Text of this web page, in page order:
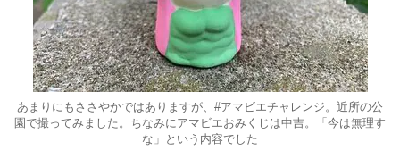
あまりにもささやかではありますが、#アマビエチャレンジ。近所の公
園で撮ってみました。ちなみにアマビエおみくじは中吉。「今は無理す
な」という内容でした